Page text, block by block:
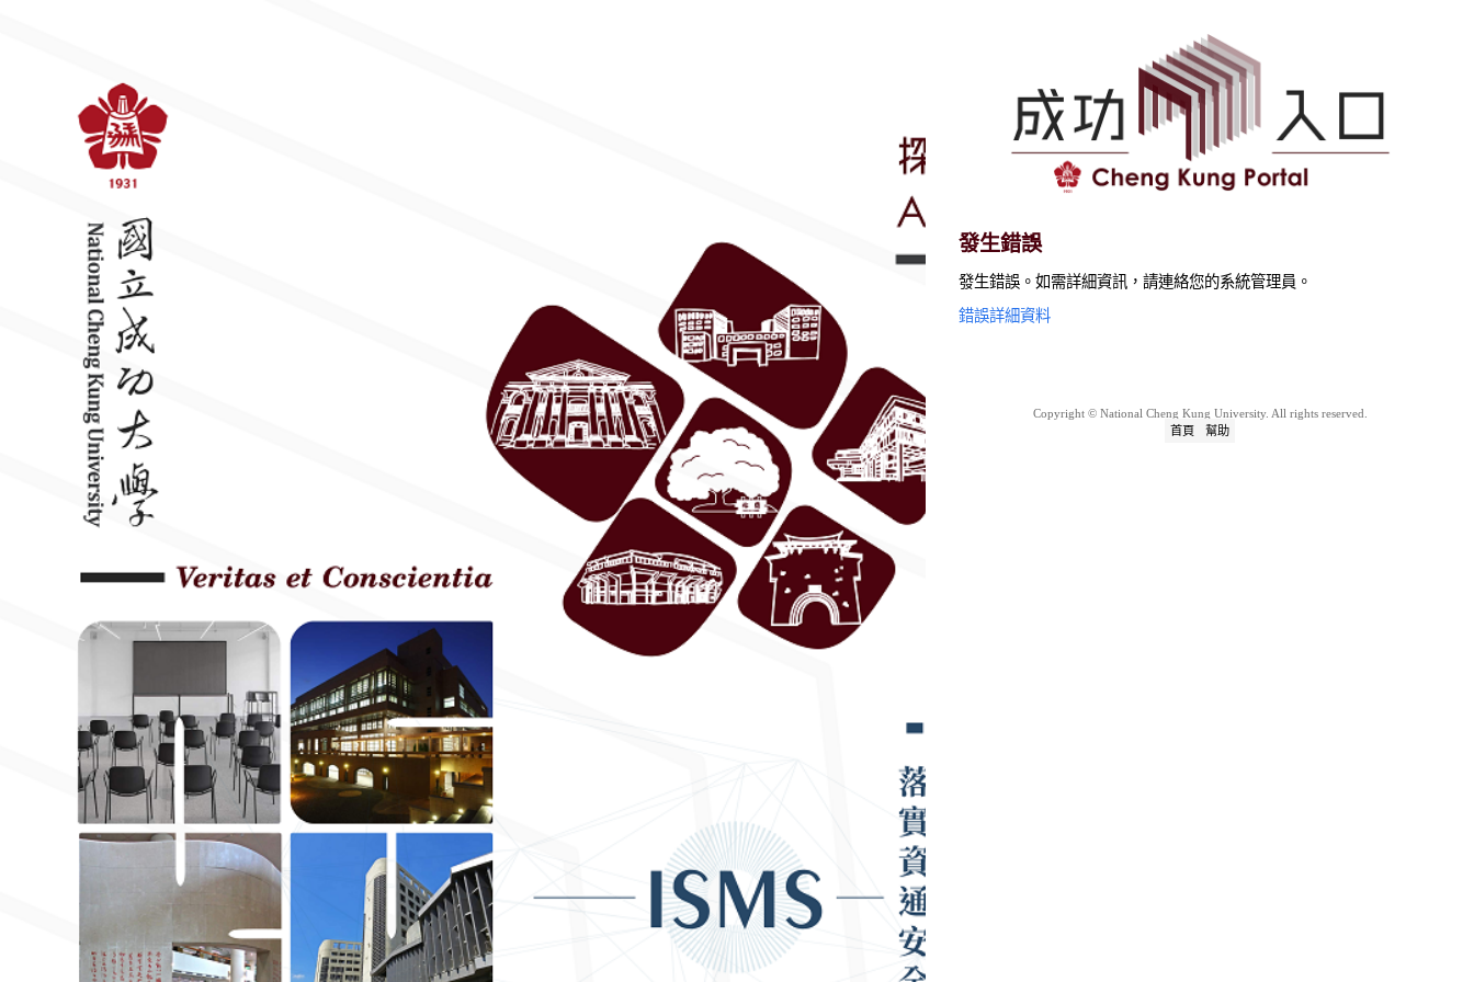
發生錯誤
發生錯誤。如需詳細資訊，請連絡您的系統管理員。
錯誤詳細資料
Copyright © National Cheng Kung University. All rights reserved.
首頁
幫助